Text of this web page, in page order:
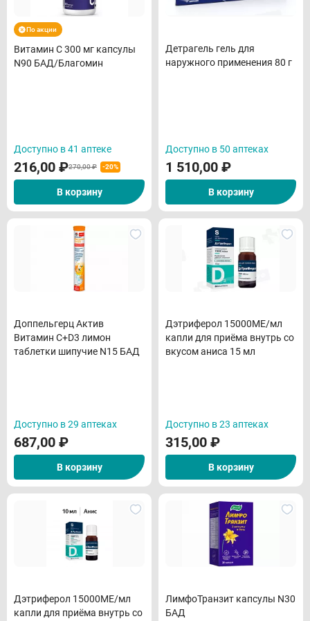
По акции
Витамин С 300 мг капсулы
N90 БАД/Благомин
Доступно в 41 аптеке
270,00 ₽
216,00 ₽ -20%
В корзину
Детрагель гель для
наружного применения 80 г
Доступно в 50 аптеках
1 510,00 ₽
В корзину
Доппельгерц Актив
Витамин С+D3 лимон
таблетки шипучие N15 БАД
Доступно в 29 аптеках
687,00 ₽
В корзину
Дэтриферол 15000МЕ/мл
капли для приёма внутрь со
вкусом аниса 15 мл
Доступно в 23 аптеках
315,00 ₽
В корзину
Дэтриферол 15000МЕ/мл
капли для приёма внутрь со
ЛимфоТранзит капсулы N30
БАД